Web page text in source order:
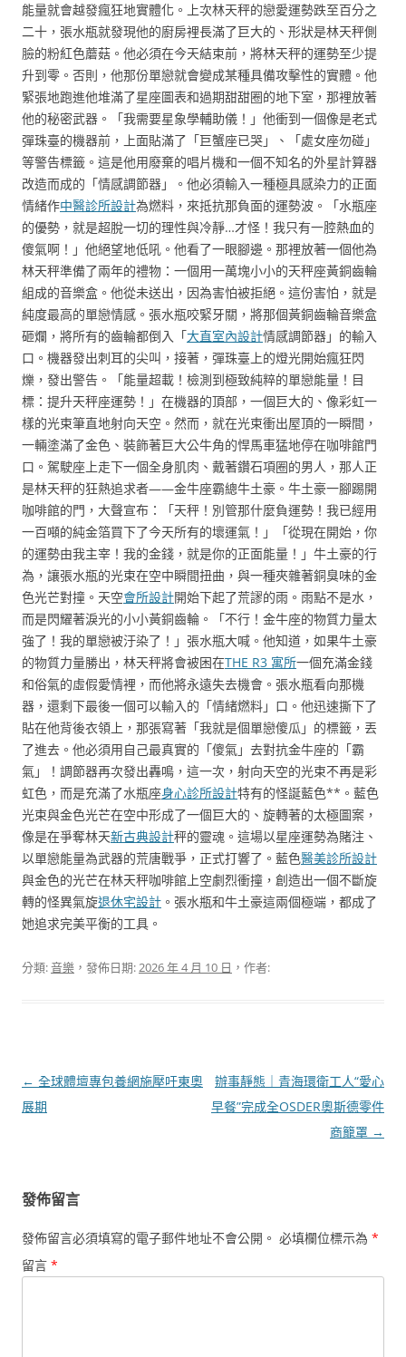
能量就會越發瘋狂地實體化。上次林天秤的戀愛運勢跌至百分之
二十，張水瓶就發現他的廚房裡長滿了巨大的、形狀是林天秤側
臉的粉紅色蘑菇。他必須在今天結束前，將林天秤的運勢至少提
升到零。否則，他那份單戀就會變成某種具備攻擊性的實體。他
緊張地跑進他堆滿了星座圖表和過期甜甜圈的地下室，那裡放著
他的秘密武器。「我需要星象學輔助儀！」他衝到一個像是老式
彈珠臺的機器前，上面貼滿了「巨蟹座已哭」、「處女座勿碰」
等警告標籤。這是他用廢棄的唱片機和一個不知名的外星計算器
改造而成的「情感調節器」。他必須輸入一種極具感染力的正面
情緒作中醫診所設計為燃料，來抵抗那負面的運勢波。「水瓶座
的優勢，就是超脫一切的理性與冷靜…才怪！我只有一腔熱血的
傻氣啊！」他絕望地低吼。他看了一眼腳邊。那裡放著一個他為
林天秤準備了兩年的禮物：一個用一萬塊小小的天秤座黃銅齒輪
組成的音樂盒。他從未送出，因為害怕被拒絕。這份害怕，就是
純度最高的單戀情感。張水瓶咬緊牙關，將那個黃銅齒輪音樂盒
砸爛，將所有的齒輪都倒入「大直室內設計情感調節器」的輸入
口。機器發出刺耳的尖叫，接著，彈珠臺上的燈光開始瘋狂閃
爍，發出警告。「能量超載！檢測到極致純粹的單戀能量！目
標：提升天秤座運勢！」在機器的頂部，一個巨大的、像彩虹一
樣的光束筆直地射向天空。然而，就在光束衝出屋頂的一瞬間，
一輛塗滿了金色、裝飾著巨大公牛角的悍馬車猛地停在咖啡館門
口。駕駛座上走下一個全身肌肉、戴著鑽石項圈的男人，那人正
是林天秤的狂熱追求者——金牛座霸總牛土豪。牛土豪一腳踢開
咖啡館的門，大聲宣布：「天秤！別管那什麼負運勢！我已經用
一百噸的純金箔買下了今天所有的壞運氣！」「從現在開始，你
的運勢由我主宰！我的金錢，就是你的正面能量！」牛土豪的行
為，讓張水瓶的光束在空中瞬間扭曲，與一種夾雜著銅臭味的金
色光芒對撞。天空會所設計開始下起了荒謬的雨。雨點不是水，
而是閃耀著淚光的小小黃銅齒輪。「不行！金牛座的物質力量太
強了！我的單戀被汙染了！」張水瓶大喊。他知道，如果牛土豪
的物質力量勝出，林天秤將會被困在THE R3 寓所一個充滿金錢
和俗氣的虛假愛情裡，而他將永遠失去機會。張水瓶看向那機
器，還剩下最後一個可以輸入的「情緒燃料」口。他迅速撕下了
貼在他背後衣領上，那張寫著「我就是個單戀傻瓜」的標籤，丟
了進去。他必須用自己最真實的「傻氣」去對抗金牛座的「霸
氣」！調節器再次發出轟鳴，這一次，射向天空的光束不再是彩
虹色，而是充滿了水瓶座身心診所設計特有的怪誕藍色**。藍色
光束與金色光芒在空中形成了一個巨大的、旋轉著的太極圖案，
像是在爭奪林天新古典設計秤的靈魂。這場以星座運勢為賭注、
以單戀能量為武器的荒唐戰爭，正式打響了。藍色醫美診所設計
與金色的光芒在林天秤咖啡館上空劇烈衝撞，創造出一個不斷旋
轉的怪異氣旋退休宅設計 。張水瓶和牛土豪這兩個極端，都成了
她追求完美平衡的工具。
分類:音樂 ，發佈日期:2026 年 4 月 10 日 ，作者:
文
章
← 全球體壇專包養網施壓吁東奧
展期
辦事靜態｜青海環衛工人“愛心
早餐”完成全OSDER奧斯德零件
商籠罩 →
發佈留言
發佈留言必須填寫的電子郵件地址不會公開。 必填欄位標示為 *
留言 *